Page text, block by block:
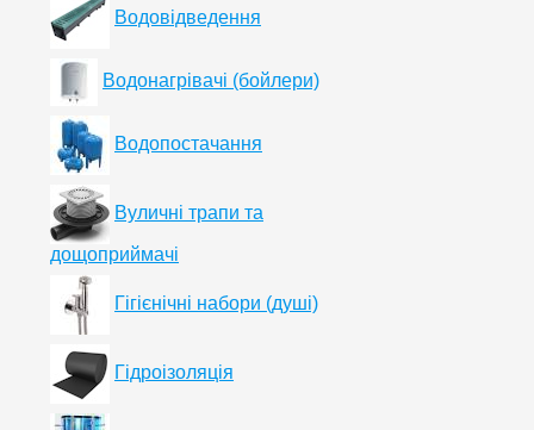
Водовідведення
Водонагрівачі (бойлери)
Водопостачання
Вуличні трапи та
дощоприймачі
Гігієнічні набори (душі)
Гідроізоляція